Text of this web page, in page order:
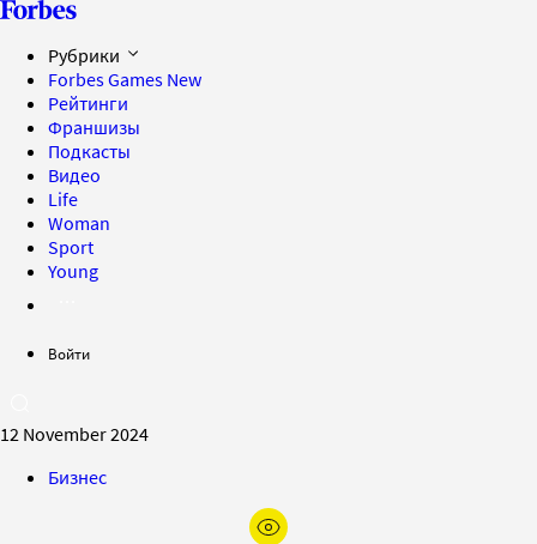
Рубрики
Forbes Games New
Рейтинги
Франшизы
Подкасты
Видео
Life
Woman
Sport
Young
Войти
12 November 2024
Бизнес